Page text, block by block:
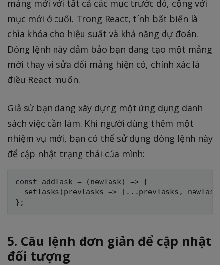
mảng mới với tất cả các mục trước đó, cộng với
mục mới ở cuối. Trong React, tính bất biến là
chìa khóa cho hiệu suất và khả năng dự đoán.
Dòng lệnh này đảm bảo bạn đang tạo một mảng
mới thay vì sửa đổi mảng hiện có, chính xác là
điều React muốn.
Giả sử bạn đang xây dựng một ứng dụng danh
sách việc cần làm. Khi người dùng thêm một
nhiệm vụ mới, bạn có thể sử dụng dòng lệnh này
để cập nhật trạng thái của mình:
const addTask = (newTask) => {
setTasks(prevTasks => [...prevTasks,
5. Câu lệnh đơn giản để cập nhật
đối tượng